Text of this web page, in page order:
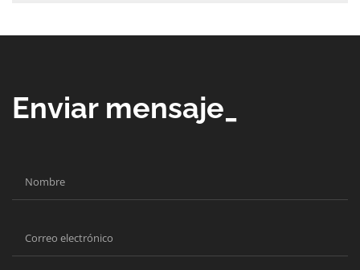
Enviar mensaje_